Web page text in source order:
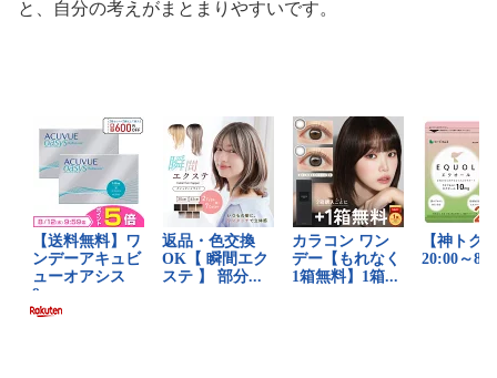
と、自分の考えがまとまりやすいです。